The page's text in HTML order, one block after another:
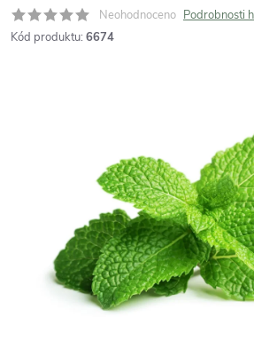
Neohodnoceno Podrobnosti
Kód produktu: 6674